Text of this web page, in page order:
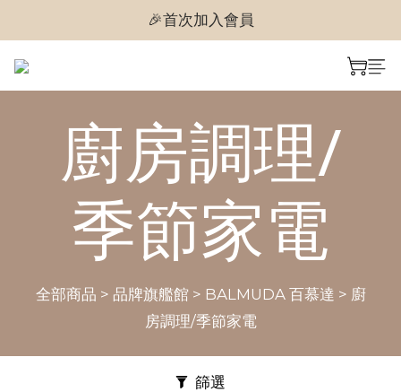
🎉首次加入會員
🎉首次加入會員
廚房調理/
季節家電
全部商品 > 品牌旗艦館 > BALMUDA 百慕達 > 廚
房調理/季節家電
篩選